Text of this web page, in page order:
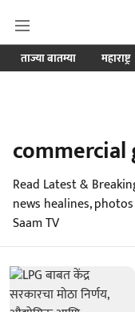
ताज्या बातम्या महाराष्ट्र
commercial
Read Latest &
news healines,
Saam TV